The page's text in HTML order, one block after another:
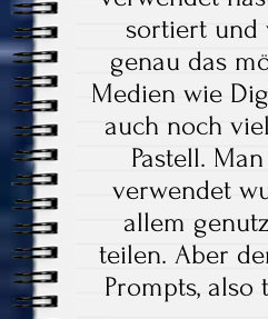
sortiert und
genau das
Medien wie
auch noch
Pastell.
verwendet
allem
teilen. Aber
Prompts,